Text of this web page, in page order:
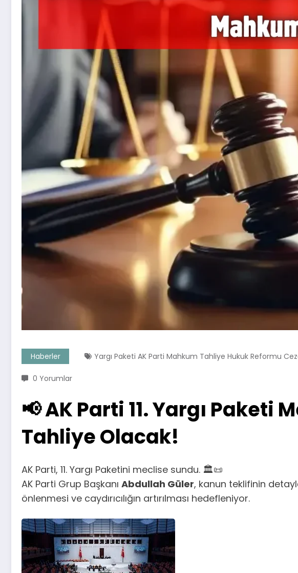
Haberler Yargı Paketi AK Parti Mahkum Tahliye Hukuk Reformu
0 Yorumlar
📢 AK Parti 11. Yargı Paketi
Tahliye Olacak!
AK Parti, 11. Yargı Paketini meclise sundu. 🏛️📜
AK Parti Grup Başkanı Abdullah Güler, kanun teklifinin
önlenmesi ve caydırıcılığın artırılması hedefleniyor.